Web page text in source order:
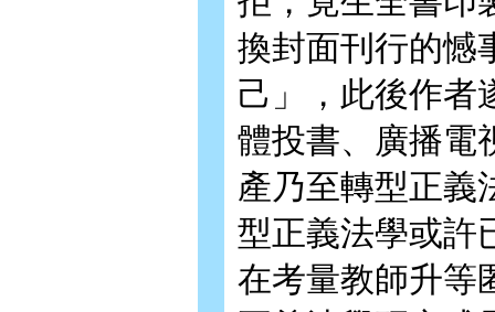
換封面刊行的憾
己」，此後作者
體投書、廣播電
產乃至轉型正義
型正義法學或許
在考量教師升等